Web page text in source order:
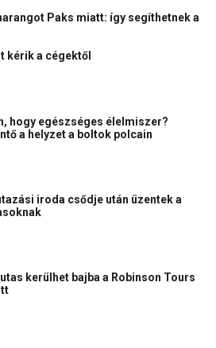
Paks miatt: így segíthetnek a
kérik a cégektől
hogy egészséges élelmiszer?
a helyzet a boltok polcain
iroda csődje után üzentek a
kerülhet bajba a Robinson Tours